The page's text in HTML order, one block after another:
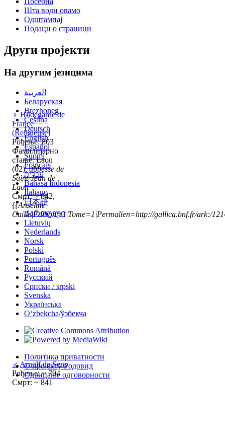
♀ Hildegarde de
France
(Religieuse)
Рођење: 803
Фамилијарно
стање: Laon
(02),abbesse de
Saint-Jean de
Laon
Смрт: > 842,
{{Anselme
Caille|Edition=3|Tome=1|Permalien=http://gallica.bnf.fr/ark:/
♂ Arnulf de Sens
Рођење: ~ 794
Смрт: ~ 841
Шта води овамо
Одштампај
Подаци о страници
Други пројекти
На другим језицима
العربية
Беларуская
Brezhoneg
Čeština
Deutsch
English
Español
Suomi
Français
עברית
Bahasa Indonesia
Italiano
日本語
Ქართული
Lietuvių
Nederlands
Norsk
Polski
Português
Română
Русский
Српски / srpski
Svenska
Українська
Oʻzbekcha/ўзбекча
Политика приватности
О пројекту Родовид
Одрицање одговорности